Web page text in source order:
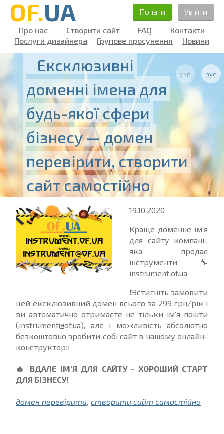
OF.UA
Про нас Створити сайт FAQ
Контакти
Послуги дизайнера
Групове просунення Новини
Почати Увійти
укр рус
Ексклюзивні
доменні імена для
будь-якої сфери
бізнесу — домен
перевірити, створити
сайт самостійно
19.10.2020
Краще доменне ім'я
для сайту компанії,
яка продає
інструменти
🔧
instrument.of.ua
❗Встигніть замовити
цей ексклюзивний домен всього за 299 грн/рік і
ви автоматично отримаєте не тільки ім'я пошти
(instrument@of.ua), але і можливість абсолютно
безкоштовно зробити собі сайт в нашому онлайн-
конструкторі!
🔥 ВДАЛЕ ІМ'Я ДЛЯ САЙТУ - ХОРОШИЙ СТАРТ
ДЛЯ БІЗНЕСУ!
домен перевірити створити сайт самостійно